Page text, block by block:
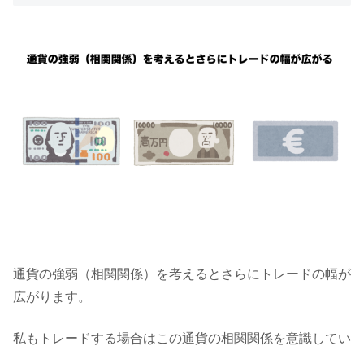
通貨の強弱（相関関係）を考えるとさらにトレードの幅が
広がります。
私もトレードする場合はこの通貨の相関関係を意識してい